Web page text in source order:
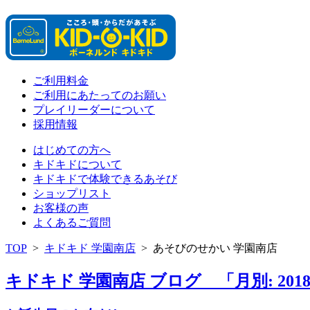
ご利用料金
ご利用にあたってのお願い
プレイリーダーについて
採用情報
はじめての方へ
キドキドについて
キドキドで体験できるあそび
ショップリスト
お客様の声
よくあるご質問
TOP > キドキド 学園南店 > あそびのせかい 学園南店
キドキド 学園南店 ブログ 「月別: 2018